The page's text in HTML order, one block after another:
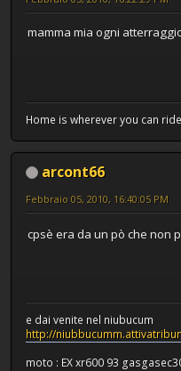
mamma mia ogni
Home is wherever you can
arcont66
Febbraio 05, 2010, 16:40:05 PM
cpsè era da un pò che non
e dai venite nel niubucum
http://
moto : EX xr600 93